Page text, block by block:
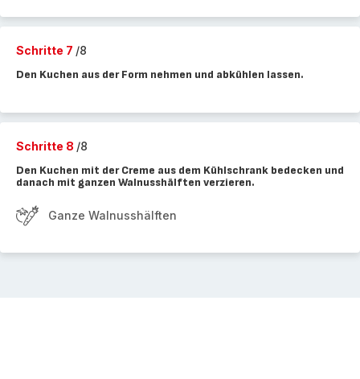
Schritte 7 /8
Den Kuchen aus der Form nehmen und abkühlen lassen.
Schritte 8 /8
Den Kuchen mit der Creme aus dem Kühlschrank bedecken und
danach mit ganzen Walnusshälften verzieren.
Ganze Walnusshälften